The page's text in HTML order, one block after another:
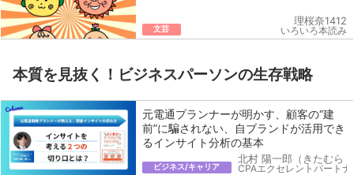
文芸
理桜奈1412
いろいろ本読み
本質を見抜く！ビジネスパーソンの生存戦略
元電通プランナーが明かす、顧客の“建
前”に騙されない、自ブランドが活用でき
るインサイト分析の基本
ビジネス/キャリア
北村 陽一郎（きたむら
CPAエクセレントパート